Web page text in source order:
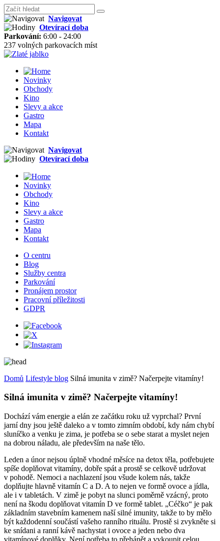
Navigovat
Otevírací doba
Parkování: 6:00 - 24:00
237 volných parkovacích míst
Novinky
Obchody
Kino
Slevy a akce
Gastro
Mapa
Kontakt
Navigovat
Otevírací doba
Novinky
Obchody
Kino
Slevy a akce
Gastro
Mapa
Kontakt
O centru
Blog
Služby centra
Parkování
Pronájem prostor
Pracovní příležitosti
GDPR
Domů Lifestyle blog Silná imunita v zimě? Načerpejte vitamíny!
Silná imunita v zimě? Načerpejte vitamíny!
Dochází vám energie a elán ze začátku roku už vyprchal? První
jarní dny jsou ještě daleko a v tomto zimním období, kdy nám chybí
sluníčko a venku je zima, je potřeba se o sebe starat a myslet nejen
na dobrou náladu, ale především na naše tělo.
Leden a únor nejsou úplně vhodné měsíce na detox těla, potřebujete
spíše doplňovat vitamíny, dobře spát a prostě se celkově udržovat
v pohodě. Nemoci a nachlazení jsou všude kolem nás, takže
doplňujte hlavně vitamín C a D. A to nejen ve formě ovoce a jídla,
ale i v tabletách. V zimě je pobyt na slunci poměrně vzácný, proto
není na škodu doplňovat vitamín D ve formě tablet. „Céčko“ je pak
základním stavebním kamenem naší silné imunity, takže to by mělo
být každodenní součástí vašeho ranního rituálu. Prostě si zvykněte si
ke snídani a ranní kávě nachystat i ovoce a jeden nebo dva
vitamínové doplňky. Není potřeba to přehánět a vykoupit celou